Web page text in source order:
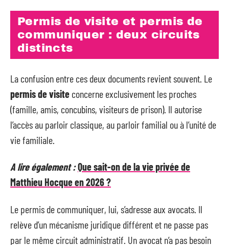
Permis de visite et permis de
communiquer : deux circuits
distincts
La confusion entre ces deux documents revient souvent. Le
permis de visite concerne exclusivement les proches
(famille, amis, concubins, visiteurs de prison). Il autorise
l’accès au parloir classique, au parloir familial ou à l’unité de
vie familiale.
A lire également :Que sait-on de la vie privée de
Matthieu Hocque en 2026 ?
Le permis de communiquer, lui, s’adresse aux avocats. Il
relève d’un mécanisme juridique différent et ne passe pas
par le même circuit administratif. Un avocat n’a pas besoin